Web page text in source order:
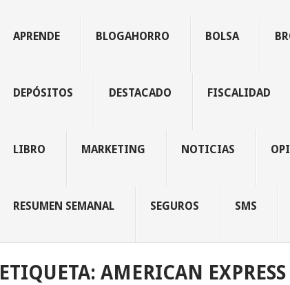
APRENDE BLOGAHORRO BOLSA
DEPÓSITOS DESTACADO FISCALIDAD
LIBRO MARKETING NOTICIAS
RESUMEN SEMANAL SEGUROS SMS
ETIQUETA: AMERICAN EXPRESS